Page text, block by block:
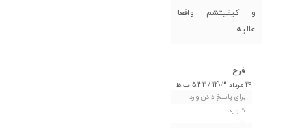
و کیفیتشم واقعا
عالیه
فرح
29 مرداد 1403 / 5:32 ب.ظ
برای پاسخ دادن وارد
شوید